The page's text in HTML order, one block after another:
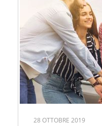
28 OTTOBRE 2019